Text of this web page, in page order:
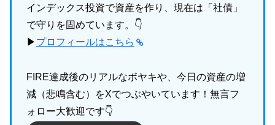
インデックス投資で資産を作り、現在は「社債」
で守りを固めています。👇
▶ プロフィールはこちら
FIRE達成後のリアルなボヤキや、今日の資産の増
減（悲鳴含む）をXでつぶやいています！無言フ
ォロー大歓迎です👇